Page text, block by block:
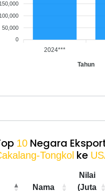
150,000
100,000
50,000
0
2024***
Tahun
10 Negara
Tongkol ke
Nama
Nilai
(Juta